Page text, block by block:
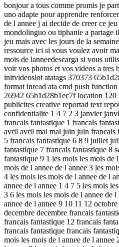
bonjour a tous comme promis je
uno adapte pour apprendre
de l annee j ai decide de creer ce
mondolinguo ou tiphanie a partage
jeu mais avec les jours de la
ressource ici si vous voulez avoir
mois de lanneedescarga si vous
voir vos photos et vos videos a tres
initvideoslot atatags 370373
format inread ata cmd push
26942 65b1d28b1ec7f location
publicites creative reportad text
confidentialite 1 4 7 2 3 janvier
francais fantastique 1 francais
avril avril mai mai juin juin francais
5 francais fantastique 6 8 9 juillet
fantastique 7 francais fantastique 8
fantastique 9 1 les mois les mois de
mois de l annee de l annee 3 les
4 les mois les mois de l annee de l
annee de l annee 1 4 7 5 les mois
3 6 les mois les mois de l annee de
annee de l annee 9 10 11 12
decembre decembre francais
francais fantastique 12 francais
francais fantastique francais
mois les mois de l annee de l annee